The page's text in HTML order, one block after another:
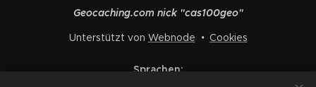
Geocaching.com nick "cas100geo"
Unterstützt von Webnode Cookies
Sprachen